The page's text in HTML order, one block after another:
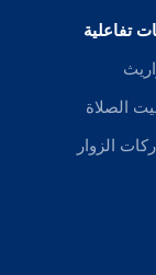
تفاعلية
الصلاة
الزوار